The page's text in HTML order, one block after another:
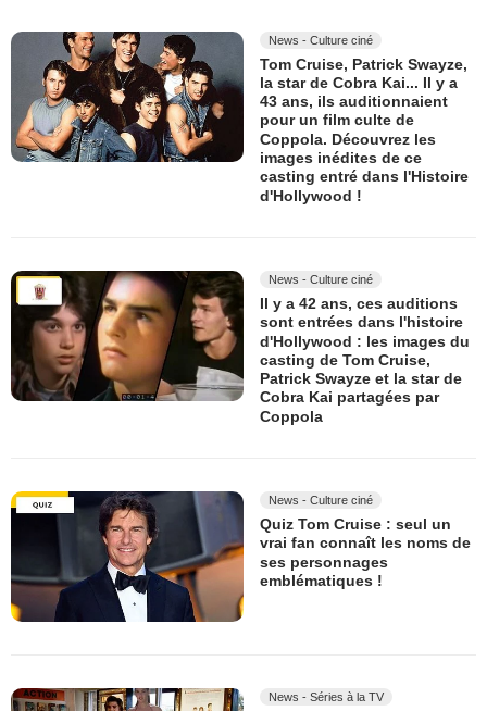
News - Culture ciné
Tom Cruise, Patrick Swayze,
la star de Cobra Kai... Il y a
43 ans, ils auditionnaient
pour un film culte de
Coppola. Découvrez les
images inédites de ce
casting entré dans l'Histoire
d'Hollywood !
News - Culture ciné
Il y a 42 ans, ces auditions
sont entrées dans l'histoire
d'Hollywood : les images du
casting de Tom Cruise,
Patrick Swayze et la star de
Cobra Kai partagées par
Coppola
News - Culture ciné
Quiz Tom Cruise : seul un
vrai fan connaît les noms de
ses personnages
emblématiques !
News - Séries à la TV